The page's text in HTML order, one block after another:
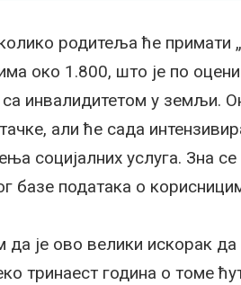
родитеља ће примати
око 1.800, што је по
са инвалидитетом у земљи.
али ће сада
социјалних услуга. Зна
базе података о
је ово велики искорак да
тринаест година о томе